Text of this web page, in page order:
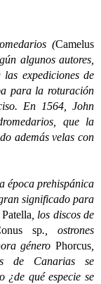
(Camelus
algunos autores,
expediciones de
para la roturación
En 1564, John
que la
además velas con
prehispánica
significado para
Patella , los discos de
sp., ostrones
géneroPhorcus
de Canarias se
qué especie se